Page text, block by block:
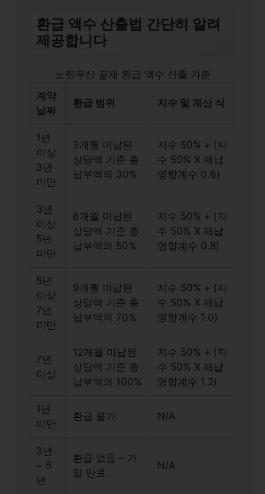
환급 액수 산출법 간단히 알려
제공합니다
노란우산 공제 환급 액수 산출 기준
계약
날짜
환급 범위 지수 및 계산 식
1년
이상
3년
미만
3개월 미납된
상당액 기준 총
납부액의 30%
지수 50% + (지
수 50% X 재납
영향계수 0.6)
3년
이상
5년
미만
6개월 미납된
상당액 기준 총
납부액의 50%
지수 50% + (지
수 50% X 재납
영향계수 0.8)
5년
이상
7년
미만
9개월 미납된
상당액 기준 총
납부액의 70%
지수 50% + (지
수 50% X 재납
영향계수 1.0)
7년
이상
12개월 미납된
상당액 기준 총
납부액의 100%
지수 50% + (지
수 50% X 재납
영향계수 1.2)
1년
미만
환급 불가 N/A
3년
~ 5
년
환급 없음 – 가
입 만료
N/A